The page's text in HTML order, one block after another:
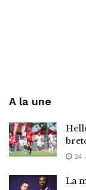
A la une
24
La